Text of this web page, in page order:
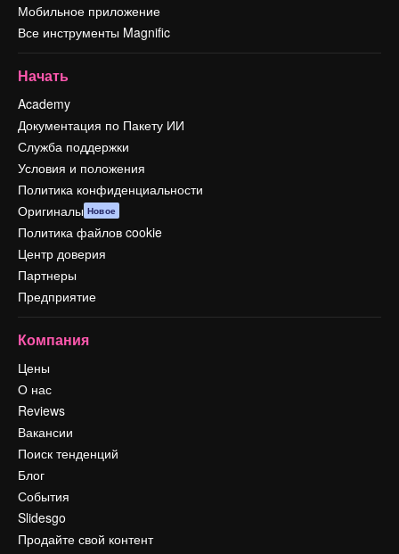
Мобильное приложение
Все инструменты Magnific
Начать
Academy
Документация по Пакету ИИ
Служба поддержки
Условия и положения
Политика конфиденциальности
Оригиналы Новое
Политика файлов cookie
Центр доверия
Партнеры
Предприятие
Компания
Цены
О нас
Reviews
Вакансии
Поиск тенденций
Блог
События
Slidesgo
Продайте свой контент